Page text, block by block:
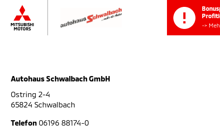
->
Autohaus Schwalbach GmbH
Ostring 2-4
65824 Schwalbach
Telefon 06196 88174-0